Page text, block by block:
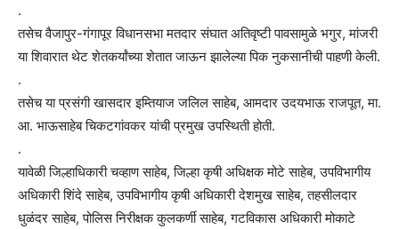
.
तसेच वैजापुर-गंगापूर विधानसभा मतदार संघात अतिवृष्टी पावसामुळे भगुर, मांजरी
या शिवारात थेट शेतकर्यांच्या शेतात जाऊन झालेल्या पिक नुकसानीची पाहणी केली.
.
तसेच या प्रसंगी खासदार इम्तियाज जलिल साहेब, आमदार उदयभाऊ राजपूत, मा.
आ. भाऊसाहेब चिकटगांवकर यांची प्रमुख उपस्थिती होती.
.
यावेळी जिल्हाधिकारी चव्हाण साहेब, जिल्हा कृषी अधिक्षक मोटे साहेब, उपविभागीय
अधिकारी शिंदे साहेब, उपविभागीय कृषी अधिकारी देशमुख साहेब, तहसीलदार
धुळंदर साहेब, पोलिस निरीक्षक कुलकर्णी साहेब, गटविकास अधिकारी मोकाटे